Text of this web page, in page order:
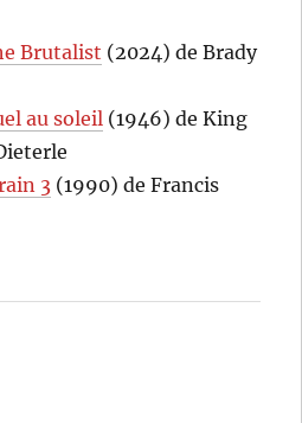
Brutalist (2024) de Brady
au soleil (1946) de King
3 (1990) de Francis